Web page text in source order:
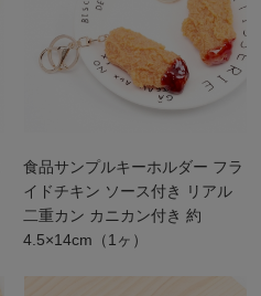
食品サンプルキーホルダー フラ
イドチキン ソース付き リアル
二重カン カニカン付き 約
4.5×14cm（1ヶ）